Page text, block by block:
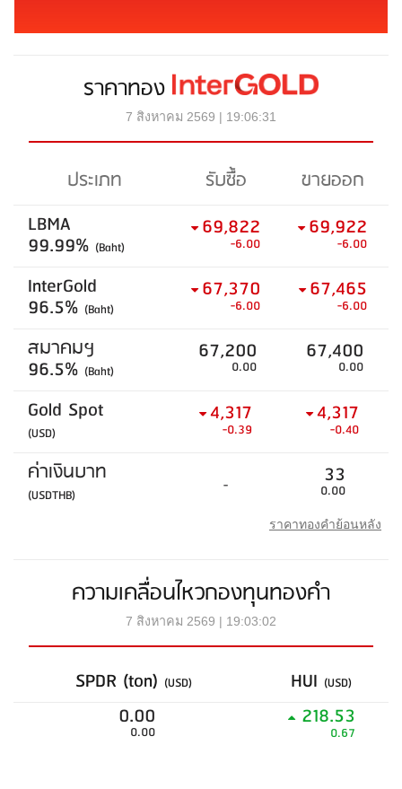
ราคาทอง
7 สิงหาคม 2569 | 19:06:31
ประเภท รับซื้อ
ขายออก
LBMA
99.99% (Baht)
69,822
-6.00
69,922
-6.00
InterGold
96.5% (Baht)
67,370
-6.00
67,465
-6.00
สมาคมฯ
96.5% (Baht)
67,200
0.00
67,400
0.00
Gold Spot
(USD)
4,317
-0.39
4,317
-0.40
ค่าเงินบาท
(USDTHB) - 33
0.00
ราคาทองคำย้อนหลัง
ความเคลื่อนไหวกองทุนทองคำ
7 สิงหาคม 2569 | 19:03:02
SPDR (ton) (USD) HUI (USD)
0.00
0.00
218.53
0.67